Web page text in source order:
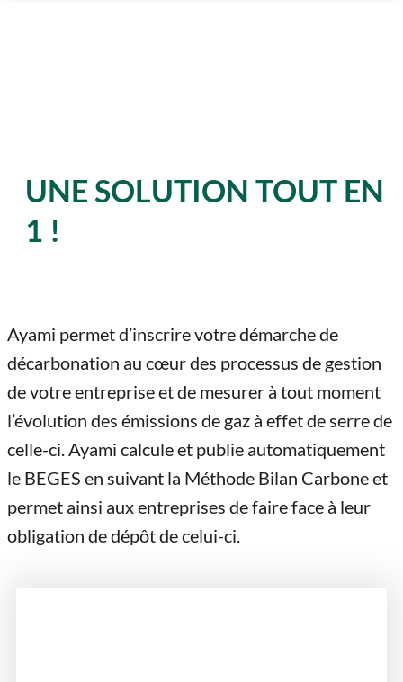
UNE SOLUTION TOUT EN
1 !
Ayami permet d’inscrire votre démarche de
décarbonation au cœur des processus de gestion
de votre entreprise et de mesurer à tout moment
l’évolution des émissions de gaz à effet de serre de
celle-ci. Ayami calcule et publie automatiquement
le BEGES en suivant la Méthode Bilan Carbone et
permet ainsi aux entreprises de faire face à leur
obligation de dépôt de celui-ci.